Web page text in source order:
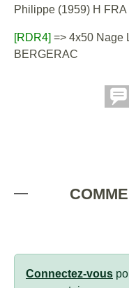
Philippe (1959) H
[RDR4] => 4x50 Nage
BERGERAC
Connectez-vous